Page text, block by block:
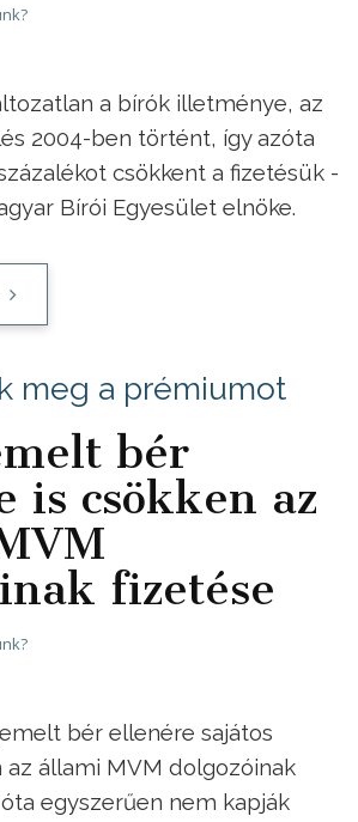
a bírók illetménye, az
2004-ben történt, így azóta
csökkent a fizetésük -
Bírói Egyesület elnöke.
meg a prémiumot
bér
is csökken az
fizetése
bér ellenére sajátos
az állami MVM dolgozóinak
egyszerűen nem kapják